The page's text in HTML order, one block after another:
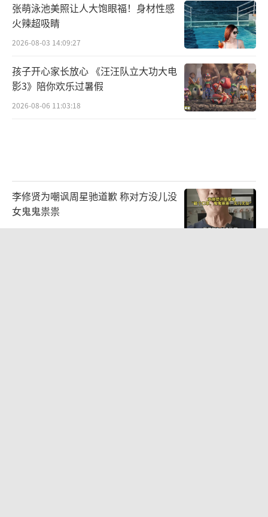
张萌泳池美照让人大饱眼福！身材性感
火辣超吸睛
2026-08-03 14:09:27
孩子开心家长放心 《汪汪队立大功大电
影3》陪你欢乐过暑假
2026-08-06 11:03:18
李修贤为嘲讽周星驰道歉 称对方没儿没
女鬼鬼祟祟
2026-08-05 12:01:44